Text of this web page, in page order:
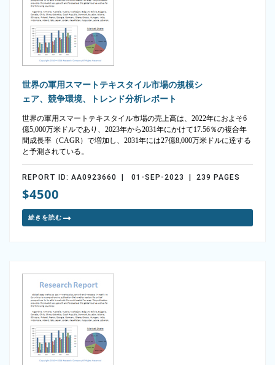
世界の軍用スマートテキスタイル市場の規模シ
ェア、競争環境、トレンド分析レポート
世界の軍用スマートテキスタイル市場の売上高は、2022年におよそ6
億5,000万米ドルであり、2023年から2031年にかけて17.56％の複合年
間成長率（CAGR）で増加し、2031年には27億8,000万米ドルに達する
と予測されている。
REPORT ID: AA0923660 | 01-SEP-2023 | 239 PAGES
$4500
続きを読む